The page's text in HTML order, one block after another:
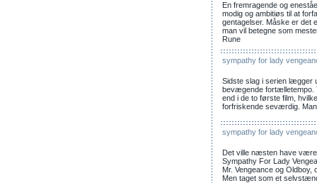
En fremragende og
modig og ambitiøs til at
gentagelser. Måske er det
man vil betegne som
Rune
sympathy for lady
Sidste slag i serien lægger
bevægende fortælletempo.
end i de to første film,
forfriskende seværdig.
sympathy for lady
Det ville næsten have
Sympathy For Lady
Mr. Vengeance og
Men taget som et